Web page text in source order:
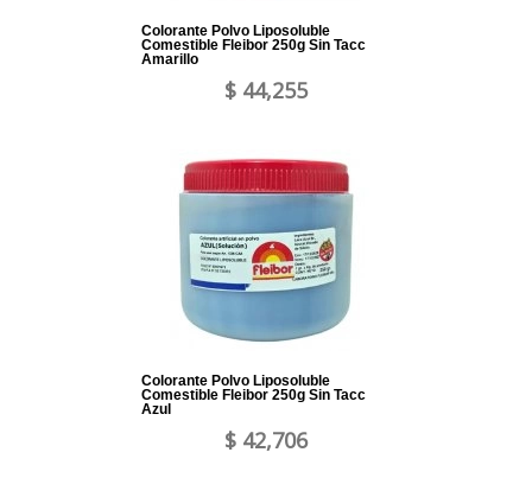
Colorante Polvo Liposoluble
Comestible Fleibor 250g Sin Tacc
Amarillo
$ 44,255
Colorante Polvo Liposoluble
Comestible Fleibor 250g Sin Tacc
Azul
$ 42,706